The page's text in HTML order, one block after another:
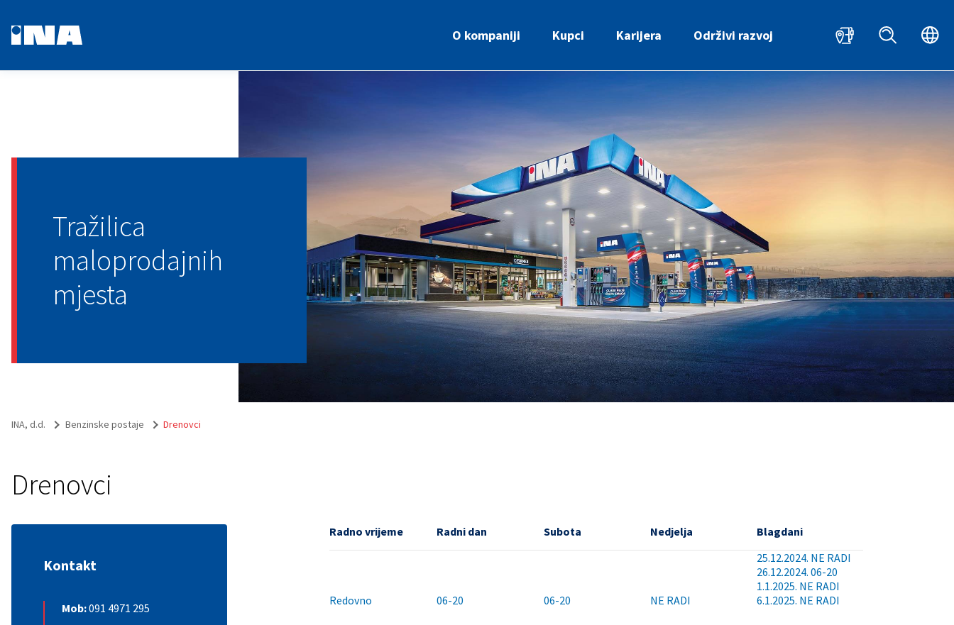
O kompaniji Kupci Karijera Održivi razvoj HR EN
Tražilica
maloprodajnih
mjesta
INA, d.d. Benzinske postaje Drenovci
Drenovci
Kontakt
Mob:091 4971 295
Radno vrijeme Radni dan Subota Nedjelja Blagdani
Redovno 06-20 06-20 NE RADI
25.12.2024. NE RADI
26.12.2024. 06-20
1.1.2025. NE RADI
6.1.2025. NE RADI